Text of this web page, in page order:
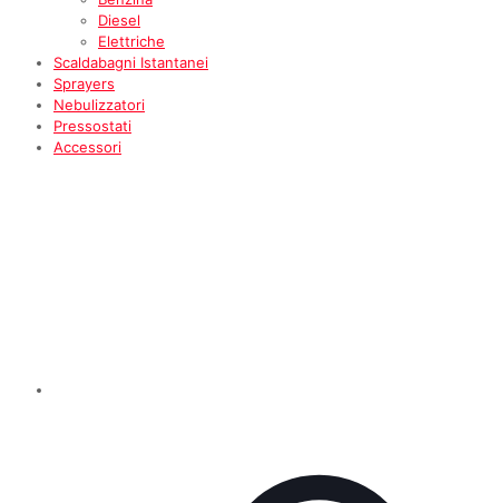
Diesel
Elettriche
Scaldabagni Istantanei
Sprayers
Nebulizzatori
Pressostati
Accessori